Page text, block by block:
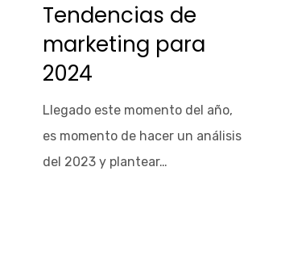
Tendencias de
marketing para
2024
Llegado este momento del año,
es momento de hacer un análisis
del 2023 y plantear…